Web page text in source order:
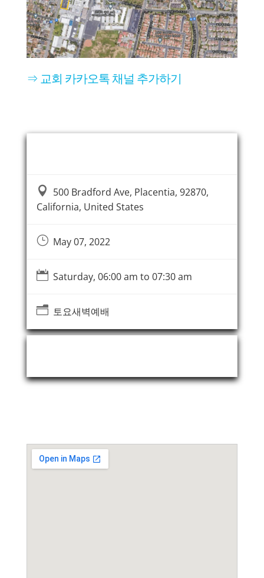
⇒ 교회 카카오톡 채널 추가하기
 500 Bradford Ave, Placentia, 92870,
California, United States
}May 07, 2022
 Saturday, 06:00 am to 07:30 am
n토요새벽예배